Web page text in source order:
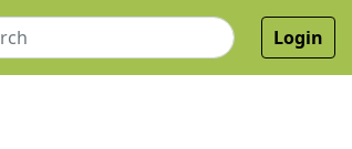
Login